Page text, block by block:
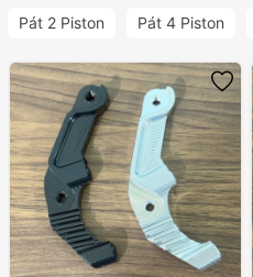
Pát 2 Piston Pát 4 Piston